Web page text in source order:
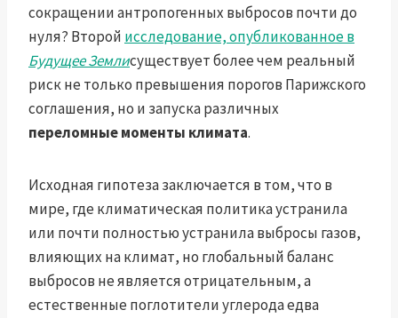
сокращении антропогенных выбросов почти до
нуля? Второй исследование, опубликованное в
Будущее Землисуществует более чем реальный
риск не только превышения порогов Парижского
соглашения, но и запуска различных
переломные моменты климата.
Исходная гипотеза заключается в том, что в
мире, где климатическая политика устранила
или почти полностью устранила выбросы газов,
влияющих на климат, но глобальный баланс
выбросов не является отрицательным, а
естественные поглотители углерода едва